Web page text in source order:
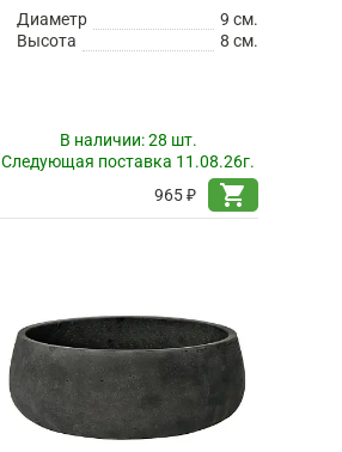
Диаметр
9 см.
Высота
8 см.
В наличии:28 шт.
Следующая поставка 11.08.26г.
965 ₽
shopping_cart